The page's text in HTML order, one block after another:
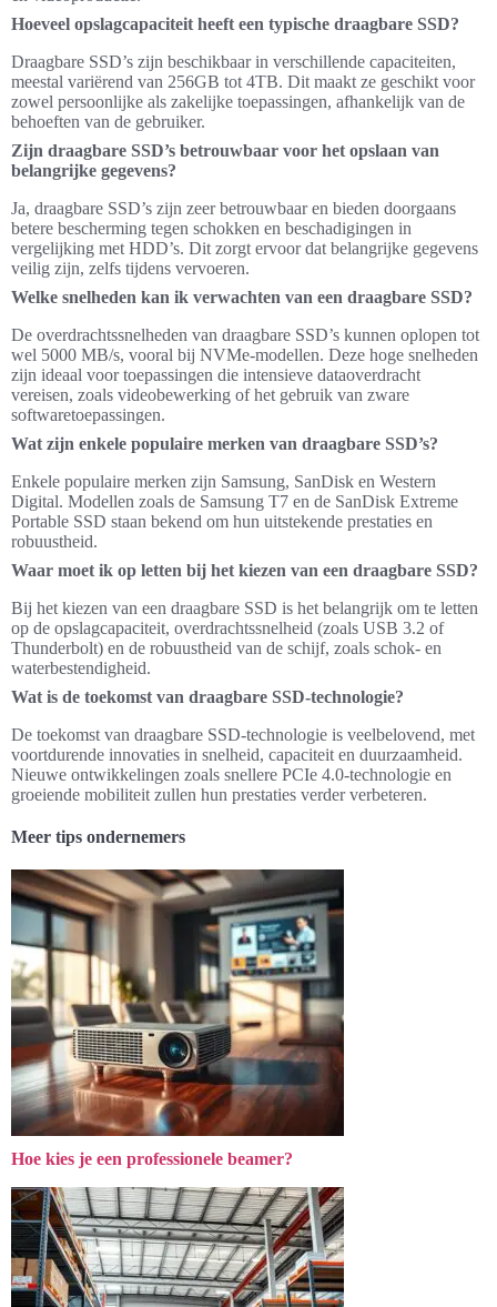
Hoeveel opslagcapaciteit heeft een typische draagbare SSD?
Draagbare SSD’s zijn beschikbaar in verschillende capaciteiten,
meestal variërend van 256GB tot 4TB. Dit maakt ze geschikt voor
zowel persoonlijke als zakelijke toepassingen, afhankelijk van de
behoeften van de gebruiker.
Zijn draagbare SSD’s betrouwbaar voor het opslaan van
belangrijke gegevens?
Ja, draagbare SSD’s zijn zeer betrouwbaar en bieden doorgaans
betere bescherming tegen schokken en beschadigingen in
vergelijking met HDD’s. Dit zorgt ervoor dat belangrijke gegevens
veilig zijn, zelfs tijdens vervoeren.
Welke snelheden kan ik verwachten van een draagbare SSD?
De overdrachtssnelheden van draagbare SSD’s kunnen oplopen tot
wel 5000 MB/s, vooral bij NVMe-modellen. Deze hoge snelheden
zijn ideaal voor toepassingen die intensieve dataoverdracht
vereisen, zoals videobewerking of het gebruik van zware
softwaretoepassingen.
Wat zijn enkele populaire merken van draagbare SSD’s?
Enkele populaire merken zijn Samsung, SanDisk en Western
Digital. Modellen zoals de Samsung T7 en de SanDisk Extreme
Portable SSD staan bekend om hun uitstekende prestaties en
robuustheid.
Waar moet ik op letten bij het kiezen van een draagbare SSD?
Bij het kiezen van een draagbare SSD is het belangrijk om te letten
op de opslagcapaciteit, overdrachtssnelheid (zoals USB 3.2 of
Thunderbolt) en de robuustheid van de schijf, zoals schok- en
waterbestendigheid.
Wat is de toekomst van draagbare SSD-technologie?
De toekomst van draagbare SSD-technologie is veelbelovend, met
voortdurende innovaties in snelheid, capaciteit en duurzaamheid.
Nieuwe ontwikkelingen zoals snellere PCIe 4.0-technologie en
groeiende mobiliteit zullen hun prestaties verder verbeteren.
Meer tips ondernemers
Hoe kies je een professionele beamer?